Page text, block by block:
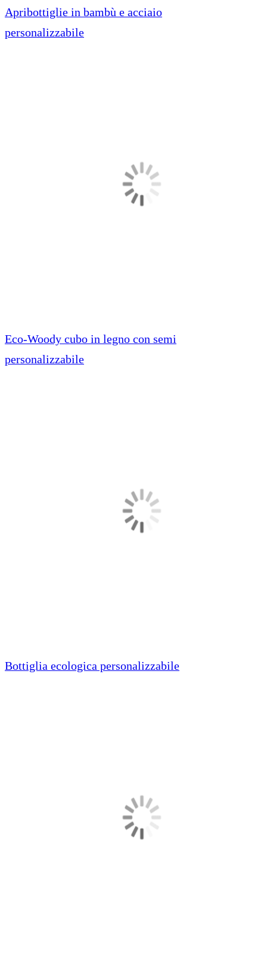
Apribottiglie in bambù e acciaio
personalizzabile
Eco-Woody cubo in legno con semi
personalizzabile
Bottiglia ecologica personalizzabile